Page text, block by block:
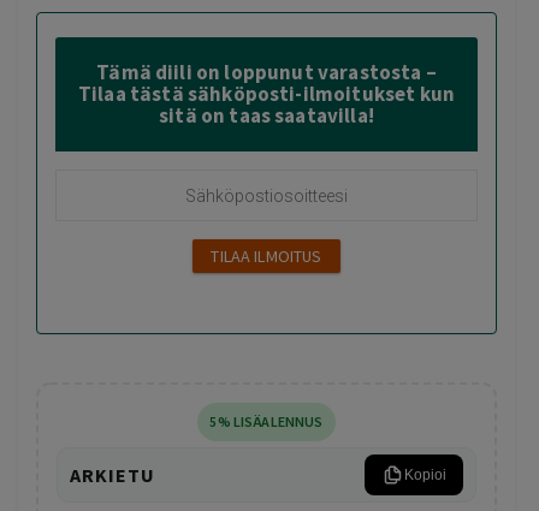
Tämä diili on loppunut varastosta –
Tilaa tästä sähköposti-ilmoitukset kun
sitä on taas saatavilla!
5% LISÄALENNUS
ARKIETU Kopioi